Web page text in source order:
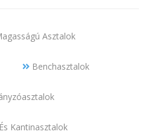
Asztalok
Benchasztalok
Kantinasztalok